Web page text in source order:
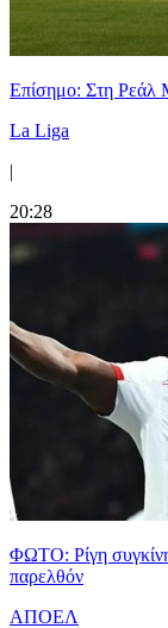
Επίσημο: Στη Ρεάλ
La Liga
|
20:28
ΦΩΤΟ: Ρίγη
παρελθόν
ΑΠΟΕΛ